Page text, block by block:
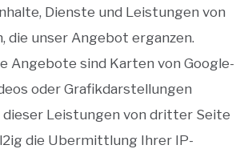
Dienste und Leistungen von
die unser Angebot erganzen.
Angebote sind Karten von Google-
oder Grafikdarstellungen
Leistungen von dritter Seite
die Ubermittlung Ihrer IP-